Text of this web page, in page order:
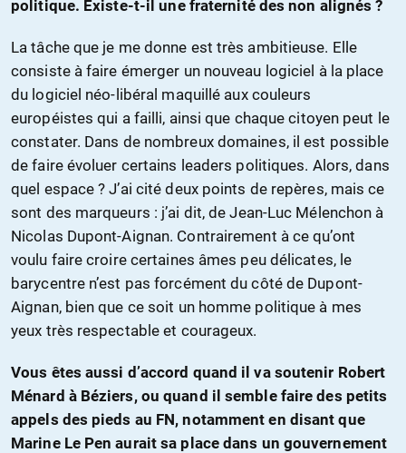
politique. Existe-t-il une fraternité des non alignés ?
La tâche que je me donne est très ambitieuse. Elle
consiste à faire émerger un nouveau logiciel à la place
du logiciel néo-libéral maquillé aux couleurs
européistes qui a failli, ainsi que chaque citoyen peut le
constater. Dans de nombreux domaines, il est possible
de faire évoluer certains leaders politiques. Alors, dans
quel espace ? J’ai cité deux points de repères, mais ce
sont des marqueurs : j’ai dit, de Jean-Luc Mélenchon à
Nicolas Dupont-Aignan. Contrairement à ce qu’ont
voulu faire croire certaines âmes peu délicates, le
barycentre n’est pas forcément du côté de Dupont-
Aignan, bien que ce soit un homme politique à mes
yeux très respectable et courageux.
Vous êtes aussi d’accord quand il va soutenir Robert
Ménard à Béziers, ou quand il semble faire des petits
appels des pieds au FN, notamment en disant que
Marine Le Pen aurait sa place dans un gouvernement